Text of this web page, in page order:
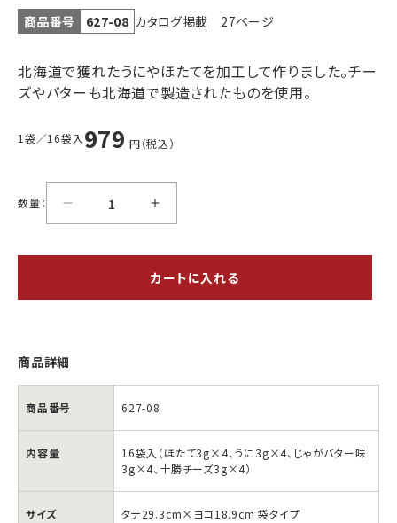
商品番号 627-08 カタログ掲載 27ページ
北海道で獲れたうにやほたてを加工して作りました。チー
ズやバターも北海道で製造されたものを使用。
1袋／16袋入 979 円（税込）
数量：
カートに入れる
商品詳細
商品番号 627-08
内容量
16袋入（ほたて3g×4、うに3g×4、じゃがバター味
3g×4、十勝チーズ3g×4）
サイズ タテ29.3cm×ヨコ18.9cm 袋タイプ